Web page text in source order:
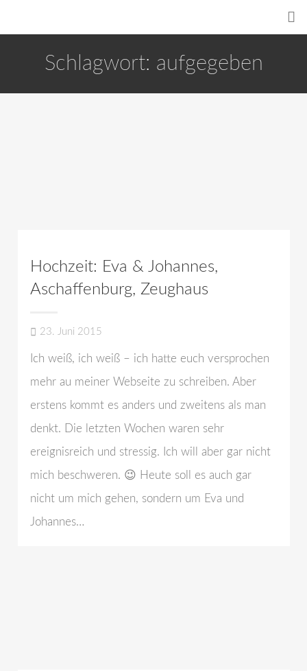
Schlagwort: aufgegeben
Hochzeit: Eva & Johannes,
Aschaffenburg, Zeughaus
23. Juni 2015
Ich weiß, ich weiß – ich hatte euch versprochen
mehr au meiner Webseite zu schreiben. Aber
erstens kommt es anders und zweitens als man
denkt. Die letzten Wochen waren sehr
ereignisreich und stressig. Ich will aber gar nicht
mich beschweren. 😉 Heute soll es auch gar
nicht um mich gehen, sondern um Eva und
Johannes…